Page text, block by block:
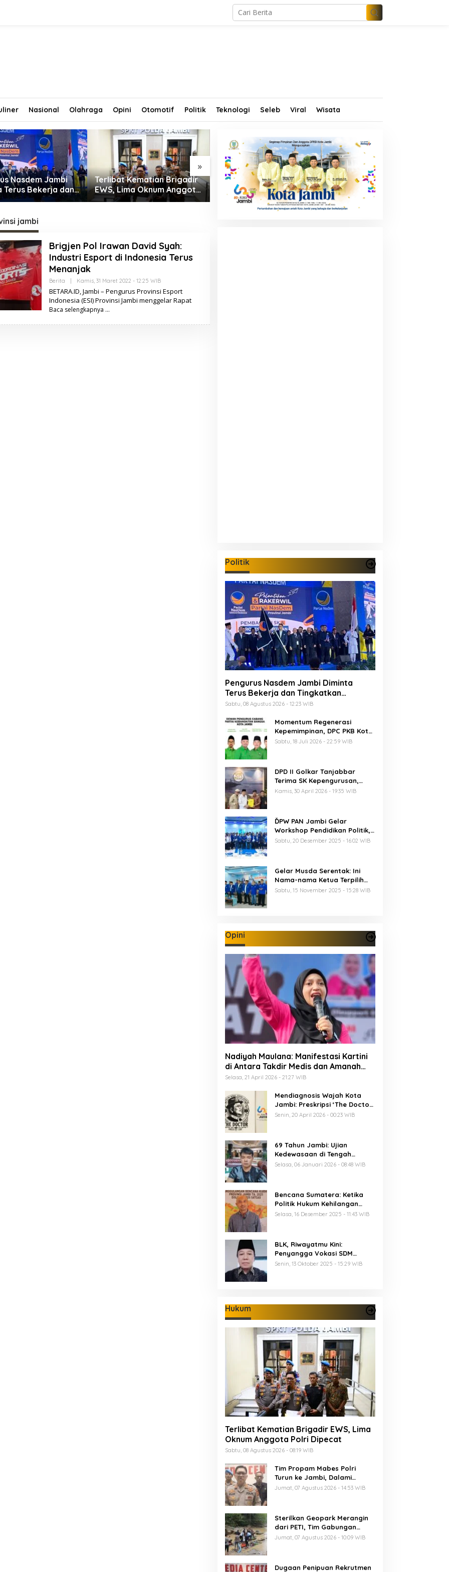
Nasional Olahraga Opini Otomotif Politik Teknologi Seleb Viral Wisata
»
Nasdem Jambi
Terus Bekerja dan
Perolehan
Terlibat Kematian Brigadir
EWS, Lima Oknum Anggota
Polri Dipecat
Tim Propam Mabes Polri
Turun ke Jambi, Dalami
Dugaan Penipuan
Rekrutmen Polri
Wamen Dikdasmen dan
Abdullah Sani Resmikan
Bungo Pintar: Dorong
Digitalisasi Pendidikan
jambi
Brigjen Pol Irawan David Syah:
Industri Esport di Indonesia Terus
Menanjak
Berita Kamis, 31 Maret 2022 - 12:25 WIBO
L
E
H
T
BETARA.ID, Jambi – Pengurus Provinsi Esport
Indonesia (ESI) Provinsi Jambi menggelar Rapat
Baca selengkapnya
Politik
Pengurus Nasdem Jambi Diminta
Terus Bekerja dan Tingkatkan
Perolehan Suara di Pemilu 2029
Sabtu, 08 Agustus 2026 - 12:23 WIB
Momentum Regenerasi
Kepemimpinan, DPC PKB Kota
Jambi Siap Sukseskan Harlah
Sabtu, 18 Juli 2026 - 22:59 WIB
DPD II Golkar Tanjabbar
Terima SK Kepengurusan,
Perdana di Jambi Pasca
Kamis, 30 April 2026 - 19:35 WIB
ĎPW PAN Jambi Gelar
Workshop Pendidikan Politik,
Al Haris Ajak Kader Perkuat
Sabtu, 20 Desember 2025 - 16:02 WIB
Gelar Musda Serentak: Ini
Nama-nama Ketua Terpilih
DPD PAN di Jambi
Sabtu, 15 November 2025 - 15:28 WIB
Opini
Nadiyah Maulana: Manifestasi Kartini
di Antara Takdir Medis dan Amanah
Publik
Selasa, 21 April 2026 - 21:27 WIB
Mendiagnosis Wajah Kota
Jambi: Preskripsi ‘The Doctor’
Menuju 625 Tahun Tanah Pilih
Senin, 20 April 2026 - 00:23 WIB
69 Tahun Jambi: Ujian
Kedewasaan di Tengah
Keterbatasan Anggaran
Selasa, 06 Januari 2026 - 08:48 WIB
Bencana Sumatera: Ketika
Politik Hukum Kehilangan
Arah dan Negara Kehilangan
Selasa, 16 Desember 2025 - 11:43 WIB
BLK, Riwayatmu Kini:
Penyangga Vokasi SDM
Provinsi Jambi
Senin, 13 Oktober 2025 - 15:29 WIB
Hukum
Terlibat Kematian Brigadir EWS, Lima
Oknum Anggota Polri Dipecat
Sabtu, 08 Agustus 2026 - 08:19 WIB
Tim Propam Mabes Polri
Turun ke Jambi, Dalami
Dugaan Penipuan Rekrutmen
Jumat, 07 Agustus 2026 - 14:53 WIB
Sterilkan Geopark Merangin
dari PETI, Tim Gabungan
Temukan Empat Rakit
Jumat, 07 Agustus 2026 - 10:09 WIB
Dugaan Penipuan Rekrutmen